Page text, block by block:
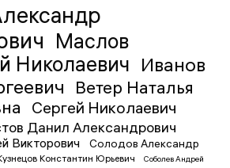
Маслов
Николаевич Иванов
Ветер Наталья
Сергей Николаевич
Данил Александрович
Викторович
Солодов Александр
Константин Юрьевич
Соболев Андрей